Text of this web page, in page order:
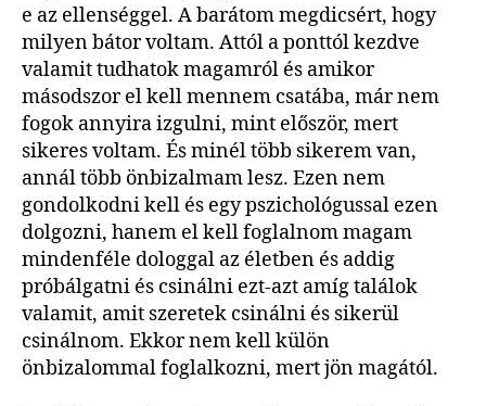
e az ellenséggel. A barátom megdicsért, hogy
milyen bátor voltam. Attól a ponttól kezdve
valamit tudhatok magamról és amikor
másodszor el kell mennem csatába, már nem
fogok annyira izgulni, mint először, mert
sikeres voltam. És minél több sikerem van,
annál több önbizalmam lesz. Ezen nem
gondolkodni kell és egy pszichológussal ezen
dolgozni, hanem el kell foglalnom magam
mindenféle dologgal az életben és addig
próbálgatni és csinálni ezt-azt amíg találok
valamit, amit szeretek csinálni és sikerül
csinálnom. Ekkor nem kell külön
önbizalommal foglalkozni, mert jön magától.